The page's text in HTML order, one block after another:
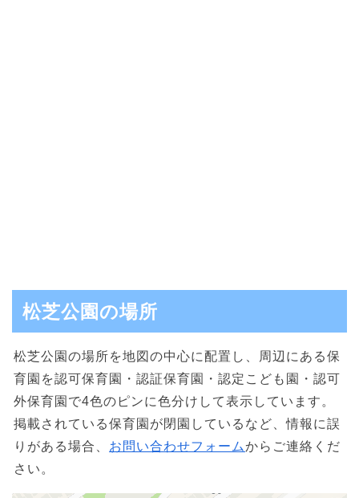
松芝公園の場所
松芝公園の場所を地図の中心に配置し、周辺にある保
育園を認可保育園・認証保育園・認定こども園・認可
外保育園で4色のピンに色分けして表示しています。
掲載されている保育園が閉園しているなど、情報に誤
りがある場合、 お問い合わせフォームからご連絡くだ
さい。